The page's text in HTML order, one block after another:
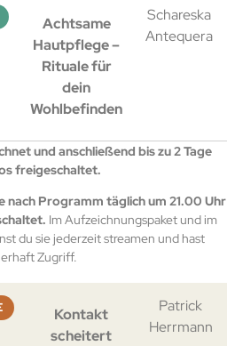
Achtsame
Hautpflege –
Rituale für
dein
Wohlbefinden
Schareska
Antequera
und anschließend bis zu 2 Tage
freigeschaltet.
nach Programm täglich um 21.00 Uhr
Im Aufzeichnungspaket und im
du sie jederzeit streamen und hast
Zugriff.
Kontakt
scheitert
Patrick
Herrmann